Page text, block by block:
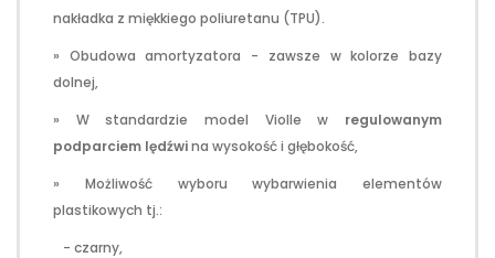
nakładka z miękkiego poliuretanu (TPU).
» Obudowa amortyzatora - zawsze w kolorze bazy
dolnej,
» W standardzie model Violle w regulowanym
podparciem lędźwina wysokość i głębokość,
» Możliwość wyboru wybarwienia elementów
plastikowych tj.:
- czarny,